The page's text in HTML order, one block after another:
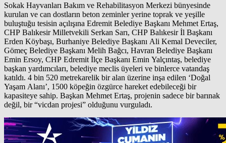
Sokak Hayvanları Bakım ve Rehabilitasyon Merkezi bünyesinde
kurulan ve can dostların beton zeminler yerine toprak ve yeşille
buluştuğu tesisin açılışına Edremit Belediye Başkanı Mehmet Ertaş,
CHP Balıkesir Milletvekili Serkan Sarı, CHP Balıkesir İl Başkanı
Erden Köybaşı, Burhaniye Belediye Başkanı Ali Kemal Deveciler,
Gömeç Belediye Başkanı Melih Bağcı, Havran Belediye Başkanı
Emin Ersoy, CHP Edremit İlçe Başkanı Emin Yalçıntaş, belediye
başkan yardımcıları, belediye meclis üyeleri ve binlerce vatandaş
katıldı. 4 bin 520 metrekarelik bir alan üzerine inşa edilen ‘Doğal
Yaşam Alanı’, 1500 köpeğin özgürce hareket edebileceği bir
kapasiteye sahip. Başkan Mehmet Ertaş, projenin sadece bir barınak
değil, bir “vicdan projesi” olduğunu vurguladı.